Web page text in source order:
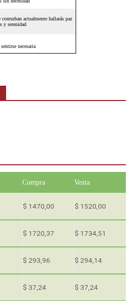
Compra Venta
$ 1470,00 $ 1520,00
$ 1720,37 $ 1734,51
$ 293,96 $ 294,14
$ 37,24 $ 37,24